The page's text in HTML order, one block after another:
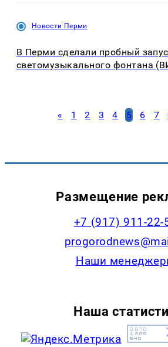
Новости Перми
В Перми сделали пробный
светомузыкального фонтана
« 1 2 3 4 5 6 7
Размещение
+7 (917) 911-22-
Наши
Наша